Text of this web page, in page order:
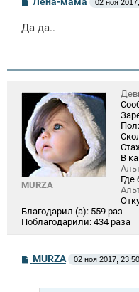
о
б
и
02 ноя
Да да..
MURZA
Пол:
В
Где
Благодарил (а): 559 раз
Поблагодарили: 434 раза
С
о
MURZA 02 ноя 2017, 23:50